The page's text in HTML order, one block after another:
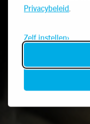
Privacybeleid.
Zelf instellen